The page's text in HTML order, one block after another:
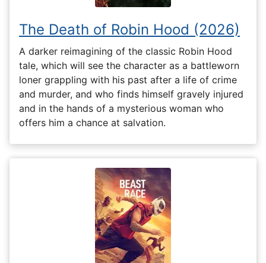
The Death of Robin Hood (2026)
A darker reimagining of the classic Robin Hood
tale, which will see the character as a battleworn
loner grappling with his past after a life of crime
and murder, and who finds himself gravely injured
and in the hands of a mysterious woman who
offers him a chance at salvation.